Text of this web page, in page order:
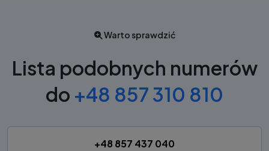
Warto sprawdzić
Lista podobnych numerów
do +48 857 310 810
+48 857 437 040